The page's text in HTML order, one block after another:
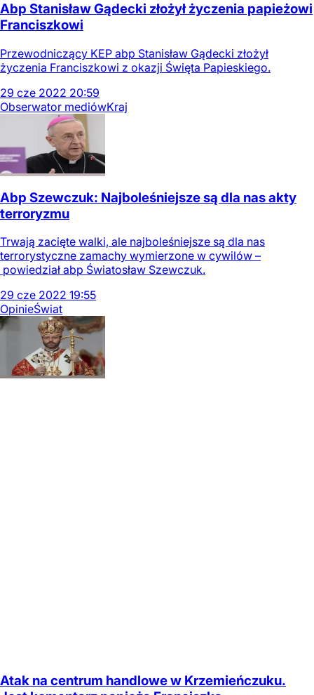
Abp Stanisław Gądecki złożył życzenia papieżowi
Franciszkowi
Przewodniczący KEP abp Stanisław Gądecki złożył
życzenia Franciszkowi z okazji Święta Papieskiego.
29 cze 2022 20:59
Obserwator mediówKraj
Abp Szewczuk: Najboleśniejsze są dla nas akty
terroryzmu
Trwają zacięte walki, ale najboleśniejsze są dla nas
terrorystyczne zamachy wymierzone w cywilów –
powiedział abp Światosław Szewczuk.
29 cze 2022 19:55
OpinieŚwiat
Atak na centrum handlowe w Krzemieńczuku.